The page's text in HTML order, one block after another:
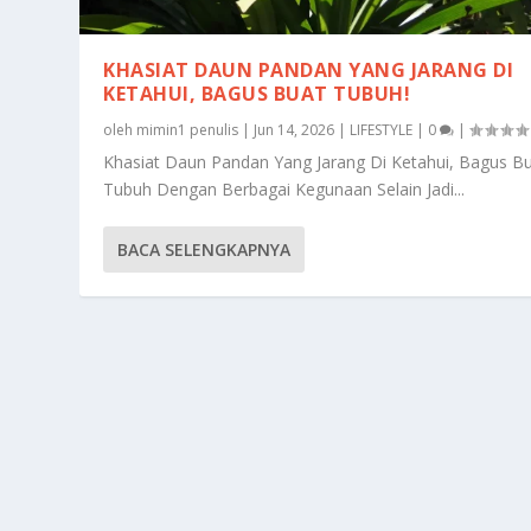
KHASIAT DAUN PANDAN YANG JARANG DI
KETAHUI, BAGUS BUAT TUBUH!
oleh mimin1 penulis | Jun 14, 2026 | LIFESTYLE | 0 |
Khasiat Daun Pandan Yang Jarang Di Ketahui, Bagus
Tubuh Dengan Berbagai Kegunaan Selain Jadi...
BACA SELENGKAPNYA